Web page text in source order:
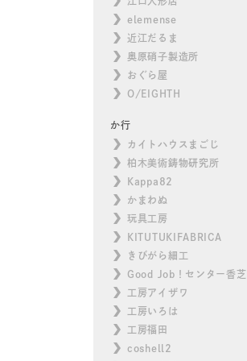
elemense
近江だるま
奥原硝子製造所
おぐら屋
O/EIGHTH
か行
カイトハウスまごじ
柏木美術鋳物研究所
Kappa82
かまわぬ
玩具工房
KITUTUKIFABRICA
きびがら細工
Good Job！センター香芝
工房アイザワ
工房いろは
工房福田
coshell2